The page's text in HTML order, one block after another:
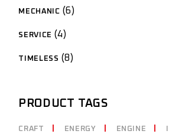
MECHANIC 6
SERVICE 4
TIMELESS 8
PRODUCT TAGS
CRAFT ENERGY ENGINE